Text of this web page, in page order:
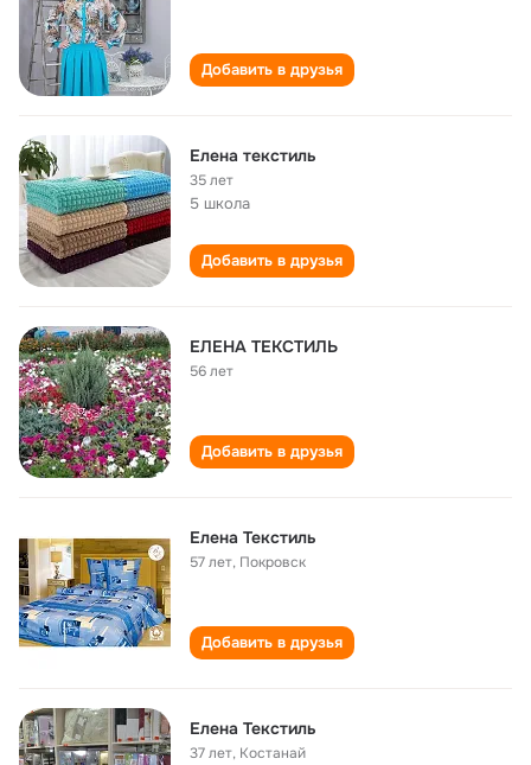
Добавить в друзья
Елена текстиль
35 лет
5 школа
Добавить в друзья
ЕЛЕНА ТЕКСТИЛЬ
56 лет
Добавить в друзья
Елена Текстиль
57 лет, Покровск
Добавить в друзья
Елена Текстиль
37 лет, Костанай